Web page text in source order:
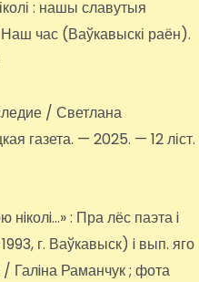
: нашы славутыя
час (Ваўкавыскі раён).
/ Светлана
газета. — 2025. — 12 ліст.
нiколi…» : Пра лёс паэта i
г. Ваўкавыск) i вып. яго
Галiна Раманчук ; фота